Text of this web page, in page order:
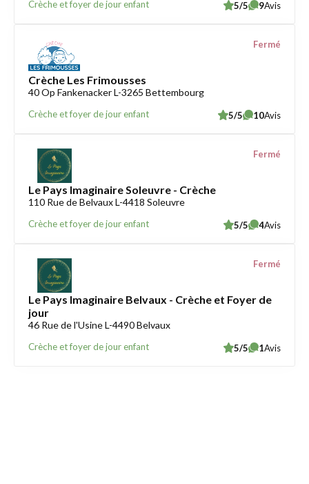
Crèche et foyer de jour enfant 5/5 9Avis
Crèche Les Frimousses
40 Op Fankenacker L-3265 Bettembourg
Crèche et foyer de jour enfant
Fermé
5/5 10Avis
Le Pays Imaginaire Soleuvre - Crèche
110 Rue de Belvaux L-4418 Soleuvre
Crèche et foyer de jour enfant
Fermé
5/5 4Avis
Le Pays Imaginaire Belvaux - Crèche et Foyer de
jour
46 Rue de l'Usine L-4490 Belvaux
Crèche et foyer de jour enfant
Fermé
5/5 1Avis